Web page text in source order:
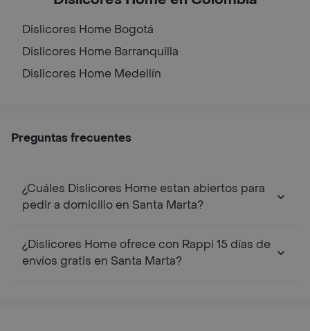
Dislicores Home Bogotá
Dislicores Home Barranquilla
Dislicores Home Medellín
Preguntas frecuentes
¿Cuáles Dislicores Home estan abiertos para
pedir a domicilio en Santa Marta?
¿Dislicores Home ofrece con Rappi 15 días de
envíos gratis en Santa Marta?